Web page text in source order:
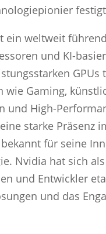
ein weltweit
und KI-
GPUs
wie Gaming,
und High-
starke Präsenz
für seine
Nvidia hat sich
und Entwickler
und das